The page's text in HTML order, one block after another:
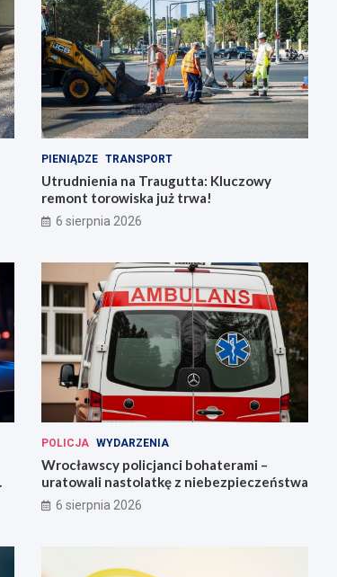
PIENIĄDZE TRANSPORT
Utrudnienia na Traugutta: Kluczowy
remont torowiska już trwa!
6 sierpnia 2026
POLICJA WYDARZENIA
Wrocławscy policjanci bohaterami –
uratowali nastolatkę z niebezpieczeństwa
6 sierpnia 2026